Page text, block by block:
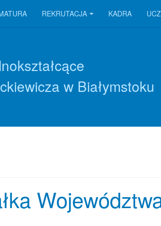
REKRUTACJA KADRA
w Białymstoku